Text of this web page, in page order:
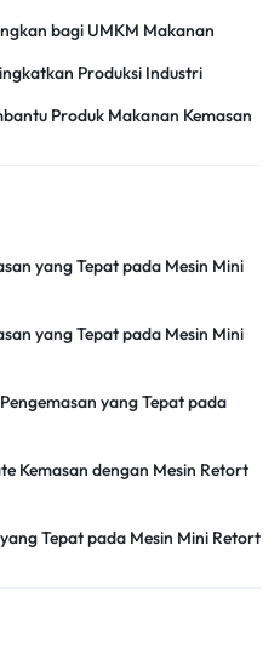
bagi UMKM Makanan
Produksi Industri
Produk Makanan Kemasan
yang Tepat pada Mesin Mini
yang Tepat pada Mesin Mini
yang Tepat pada
Kemasan dengan Mesin Retort
Tepat pada Mesin Mini Retort